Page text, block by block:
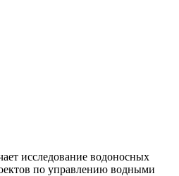
исследование водоносных
по управлению водными